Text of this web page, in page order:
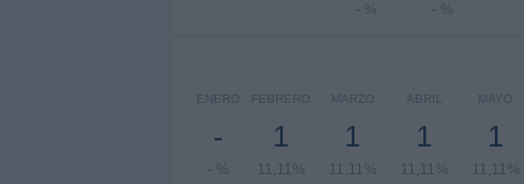
- % - %
ENERO
-
- %
FEBRERO
1
11,11%
MARZO
1
11,11%
ABRIL
1
11,11%
MAYO
1
11,11%